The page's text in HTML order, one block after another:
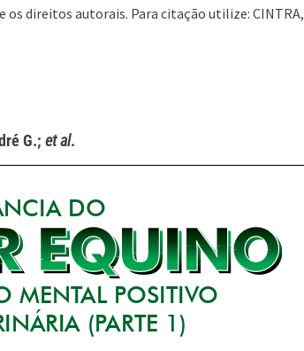
os direitos autorais. Para citação utilize: CINTRA,
G.; et al.